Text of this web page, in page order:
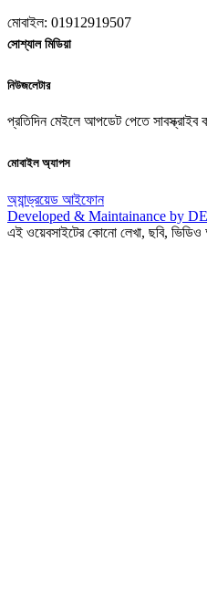
মোবাইল: 01912919507
সোশ্যাল মিডিয়া
নিউজলেটার
প্রতিদিন মেইলে আপডেট পেতে সাবস্ক্রাইব
মোবাইল অ্যাপস
অ্যান্ড্রয়েড আইফোন
Developed & Maintainance by
এই ওয়েবসাইটের কোনো লেখা, ছবি, ভিডিও